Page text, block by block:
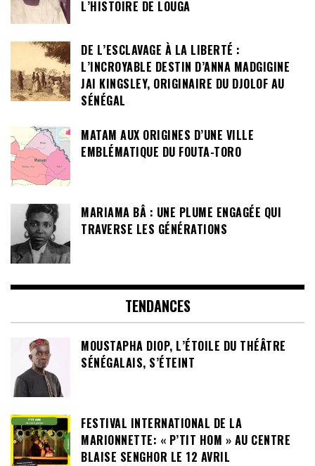
L’HISTOIRE DE LOUGA
DE L’ESCLAVAGE À LA LIBERTÉ :
L’INCROYABLE DESTIN D’ANNA MADGIGINE
JAI KINGSLEY, ORIGINAIRE DU DJOLOF AU
SÉNÉGAL
MATAM AUX ORIGINES D’UNE VILLE
EMBLÉMATIQUE DU FOUTA-TORO
MARIAMA BÂ : UNE PLUME ENGAGÉE QUI
TRAVERSE LES GÉNÉRATIONS
TENDANCES
MOUSTAPHA DIOP, L’ÉTOILE DU THÉÂTRE
SÉNÉGALAIS, S’ÉTEINT
FESTIVAL INTERNATIONAL DE LA
MARIONNETTE: « P’TIT HOM » AU CENTRE
BLAISE SENGHOR LE 12 AVRIL